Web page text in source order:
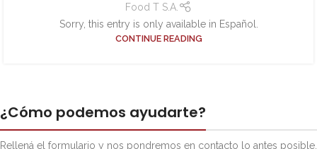
Food T S.A.
Sorry, this entry is only available in Español.
CONTINUE READING
¿Cómo podemos ayudarte?
Rellená el formulario y nos pondremos en contacto lo antes posible.